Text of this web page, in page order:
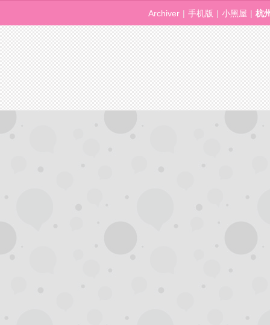
Archiver | 手机版 | 小黑屋 | 杭